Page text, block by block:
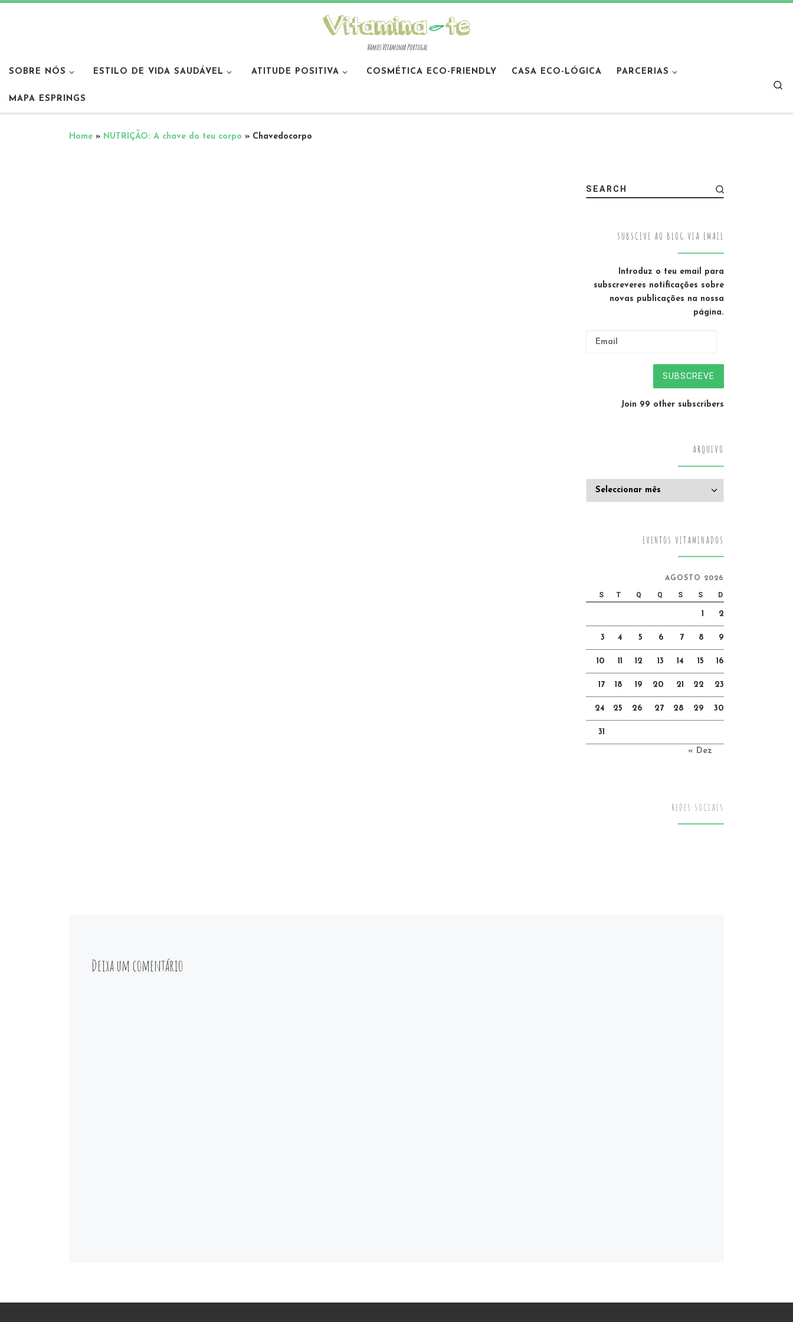
Vamos Vitaminar Portugal
SOBRE NÓS ESTILO DE VIDA SAUDÁVEL ATITUDE POSITIVA COSMÉTICA ECO-FRIENDLY CASA ECO-LÓGICA PARCERIAS
MAPA ESPRINGS
Home » NUTRIÇÃO: A chave do teu corpo » Chavedocorpo
Deixa um comentário
SEARCH
SUBSCEVE AO BLOG VIA EMAIL
Introduz o teu email para
subscreveres notificações sobre
novas publicações na nossa
página.
SUBSCREVE
Join 99 other subscribers
ARQUIVO
EVENTOS VITAMINADOS
AGOSTO 2026
S T Q Q S S D
1 2
3 4 5 6 7 8 9
10 11 12 13 14 15 16
17 18 19 20 21 22 23
24 25 26 27 28 29 30
31
« Dez
REDES SOCIAIS